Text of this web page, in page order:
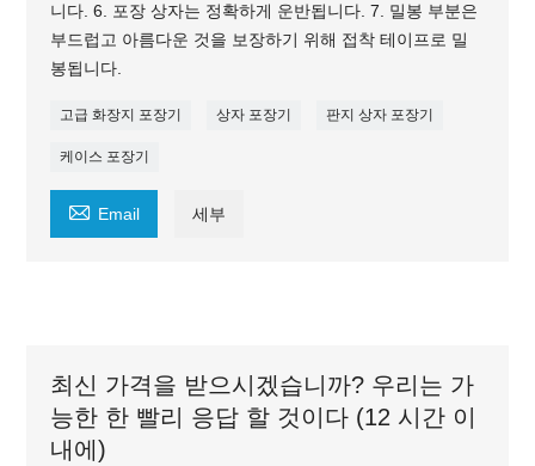
니다. 6. 포장 상자는 정확하게 운반됩니다. 7. 밀봉 부분은
부드럽고 아름다운 것을 보장하기 위해 접착 테이프로 밀
봉됩니다.
고급 화장지 포장기 상자 포장기 판지 상자 포장기
케이스 포장기
 Email 세부
최신 가격을 받으시겠습니까? 우리는 가
능한 한 빨리 응답 할 것이다 (12 시간 이
내에)